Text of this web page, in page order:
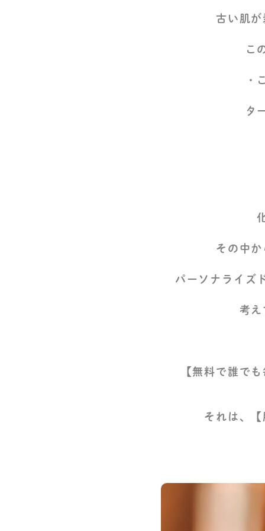
古い肌
こ
・
タ
その中
パーソナライズ
考
【無料で誰で
それは、